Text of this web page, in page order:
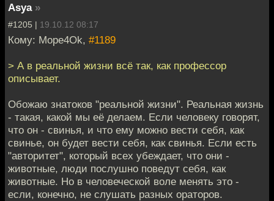
Asya »
#1205 | 19.10.12 08:17
Кому: Mope4Ok, #1189
> А в реальной жизни всё так, как профессор
описывает.
Обожаю знатоков "реальной жизни". Реальная жизнь
- такая, какой мы её делаем. Если человеку говорят,
что он - свинья, и что ему можно вести себя, как
свинье, он будет вести себя, как свинья. Если есть
"авторитет", который всех убеждает, что они -
животные, люди послушно поведут себя, как
животные. Но в человеческой воле менять это -
если, конечно, не слушать разных ораторов.